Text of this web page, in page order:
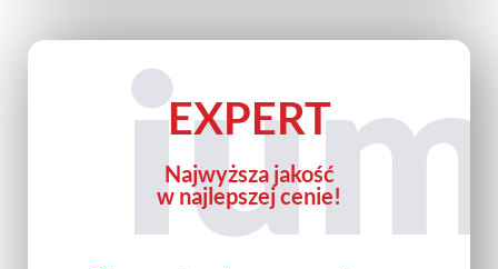
EXPERT
Najwyższa jakość
w najlepszej cenie!